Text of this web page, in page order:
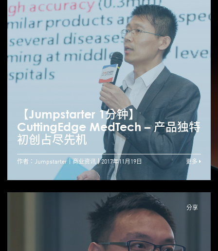
【Jumpstarter 1分钟】
CuttingEdge MedTech – 产品独特
初创占尽先机
作者：Jumpstarter 商业资讯 2017年11月19日 更多
分享